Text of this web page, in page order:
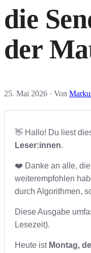
die
der
25. Mai 2026 · Von
👋 Hallo! Du liest
Leser:innen.
❤️ Danke an alle,
weiterempfohlen
durch Algorithmen,
Diese Ausgabe
Lesezeit).
Heute ist Montag,